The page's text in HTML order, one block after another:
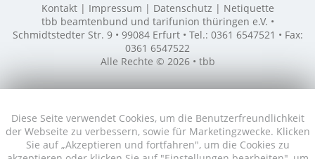
Diese Seite verwendet Cookies, um die Benutzerfreundlichkeit
der Webseite zu verbessern, sowie für Marketingzwecke. Klicken
Sie auf „Akzeptieren und fortfahren", um die Cookies zu
Kontakt Impressum Datenschutz
Netiquette
tbb beamtenbund und tarifunion thüringen e.V. •
Schmidtstedter Str. 9 • 99084 Erfurt • Tel.: 0361 6547521 • Fax:
0361 6547522
Alle Rechte © 2026 • tbb